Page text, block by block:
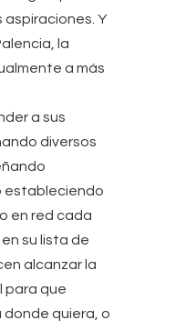
aspiraciones. Y
la
a más
a sus
diversos
estableciendo
en red cada
su lista de
alcanzar la
para que
donde quiera, o